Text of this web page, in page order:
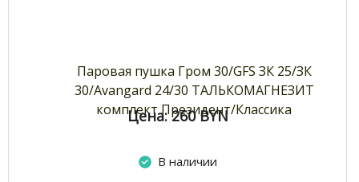
Паровая пушка Гром 30/GFS ЗК 25/ЗК
30/Avangard 24/30 ТАЛЬКОМАГНЕЗИТ
комплект Президент/Классика
Цена: 260 BYN
В наличии